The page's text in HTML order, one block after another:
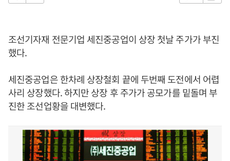
조선기자재 전문기업 세진중공업이 상장 첫날 주가가 부진
했다.
세진중공업은 한차례 상장철회 끝에 두번째 도전에서 어렵
사리 상장했다. 하지만 상장 후 주가가 공모가를 밑돌며 부
진한 조선업황을 대변했다.